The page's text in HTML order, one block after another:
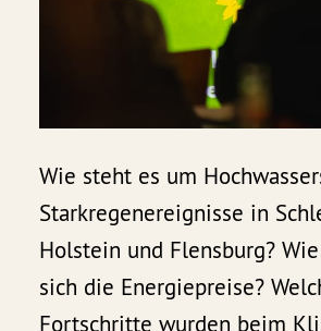
Wie steht es um
Starkregenereignisse in
Holstein und Flensburg?
sich die Energiepreise?
Fortschritte wurden beim